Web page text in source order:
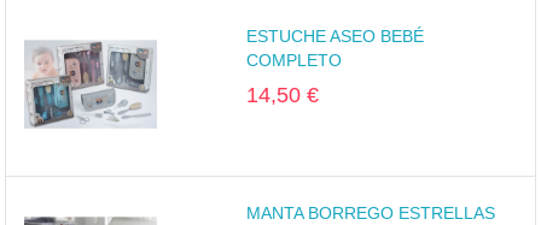
ESTUCHE ASEO BEBÉ
COMPLETO
14,50 €
MANTA BORREGO ESTRELLAS